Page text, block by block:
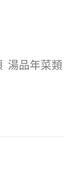
湯品年菜類